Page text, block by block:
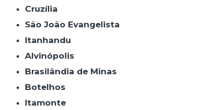
Cruzília
São João Evangelista
Itanhandu
Alvinópolis
Brasilândia de Minas
Botelhos
Itamonte